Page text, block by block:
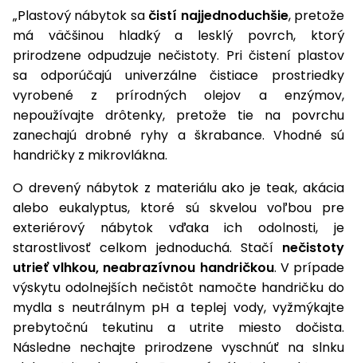
Fúriky
Rozmetadlá
a posypové
vozíky
Čerpadlá
a
Vysokotlakové
umývačky
Zametacie
stroje
Snežné
frézy
Odhŕňače
Nabíjačky
autobatérií
Vykurovanie
Navijaky
Bagre
„Plastový nábytok sa čistí najjednoduchšie, pretože
má väčšinou hladký a lesklý povrch, ktorý
prirodzene odpudzuje nečistoty. Pri čistení plastov
sa odporúčajú univerzálne čistiace prostriedky
vyrobené z prírodných olejov a enzýmov,
nepoužívajte drôtenky, pretože tie na povrchu
zanechajú drobné ryhy a škrabance. Vhodné sú
handričky z mikrovlákna.
O drevený nábytok z materiálu ako je teak, akácia
alebo eukalyptus, ktoré sú skvelou voľbou pre
exteriérový nábytok vďaka ich odolnosti, je
starostlivosť celkom jednoduchá. Stačí nečistoty
utrieť vlhkou, neabrazívnou handričkou. V prípade
výskytu odolnejších nečistôt namočte handričku do
mydla s neutrálnym pH a teplej vody, vyžmýkajte
prebytočnú tekutinu a utrite miesto dočista.
Následne nechajte prirodzene vyschnúť na slnku